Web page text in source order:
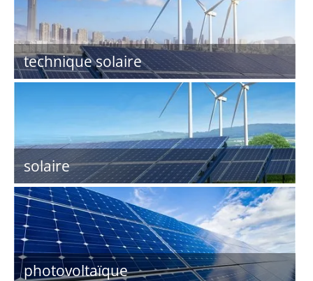
technique solaire
solaire
photovoltaïque